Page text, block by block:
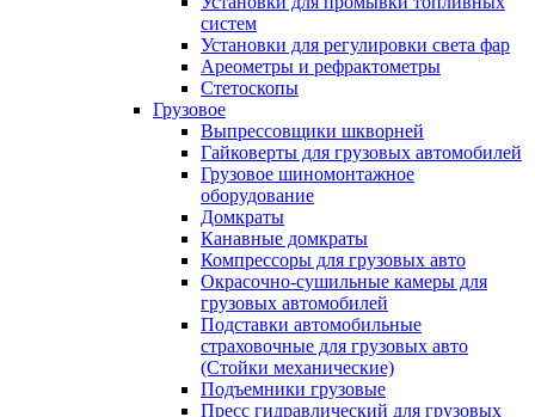
систем
Установки для регулировки света фар
Ареометры и рефрактометры
Стетоскопы
Грузовое
Выпрессовщики шкворней
Гайковерты для грузовых автомобилей
Грузовое шиномонтажное
оборудование
Домкраты
Канавные домкраты
Компрессоры для грузовых авто
Окрасочно-сушильные камеры для
грузовых автомобилей
Подставки автомобильные
страховочные для грузовых авто
(Стойки механические)
Подъемники грузовые
Пресс гидравлический для грузовых